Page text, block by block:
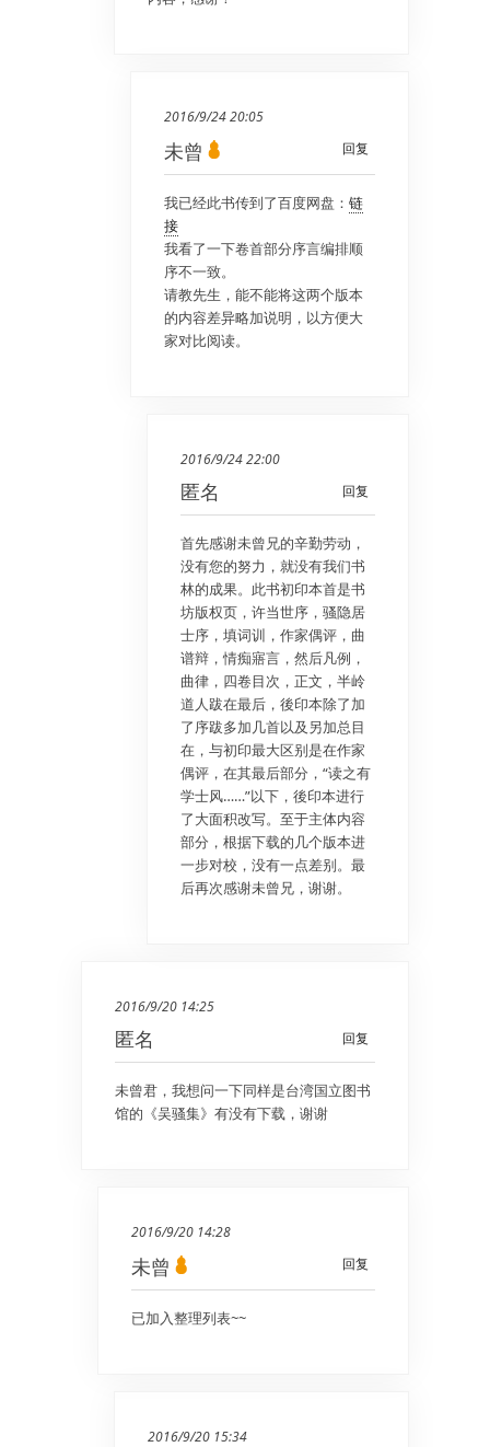
2016/9/24 20:05
回复
未曾
我已经此书传到了百度网盘： 链
接
我看了一下卷首部分序言编排顺
序不一致。
请教先生，能不能将这两个版本
的内容差异略加说明，以方便大
家对比阅读。
2016/9/24 22:00
回复
匿名
首先感谢未曾兄的辛勤劳动，
没有您的努力，就没有我们书
林的成果。此书初印本首是书
坊版权页，许当世序，骚隐居
士序，填词训，作家偶评，曲
谱辩，情痴寤言，然后凡例，
曲律，四卷目次，正文，半岭
道人跋在最后，後印本除了加
了序跋多加几首以及另加总目
在，与初印最大区别是在作家
偶评，在其最后部分，“读之有
学士风……”以下，後印本进行
了大面积改写。至于主体内容
部分，根据下载的几个版本进
一步对校，没有一点差别。最
后再次感谢未曾兄，谢谢。
2016/9/20 14:25
回复
匿名
未曾君，我想问一下同样是台湾国立图书
馆的《吴骚集》有没有下载，谢谢
2016/9/20 14:28
回复
未曾
已加入整理列表~~
2016/9/20 15:34